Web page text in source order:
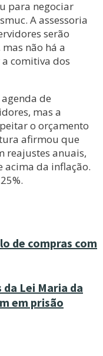
para negociar
A assessoria
serão
não há a
comitiva dos
de
mas a
o orçamento
afirmou que
reajustes anuais,
acima da inflação.
de compras com
da Lei Maria da
em prisão